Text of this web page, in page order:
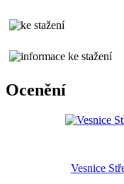
Ocenění
Vesnice